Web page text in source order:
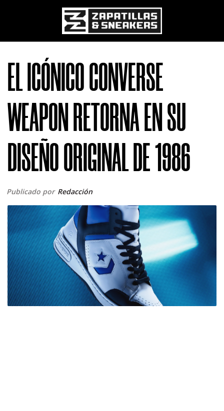
Pasar al contenido principal
EL ICÓNICO CONVERSE
WEAPON RETORNA EN SU
DISEÑO ORIGINAL DE 1986
Publicado por Redacción